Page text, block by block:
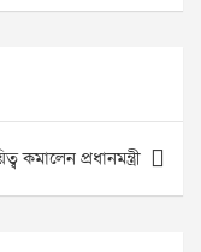
কমালেন প্রধানমন্ত্রী